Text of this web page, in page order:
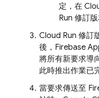
定，在
Run 修訂版
Cloud Run 修訂
後， Firebase
將所有新要求導
此時推出作業已
當要求傳送至